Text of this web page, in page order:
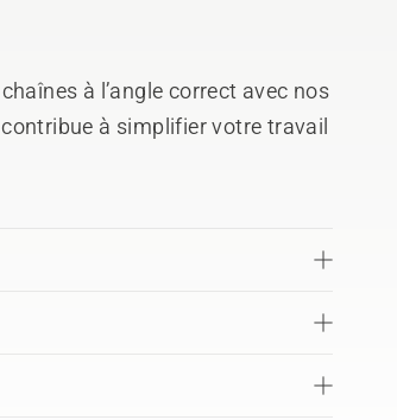
à l’angle correct avec nos
à simplifier votre travail